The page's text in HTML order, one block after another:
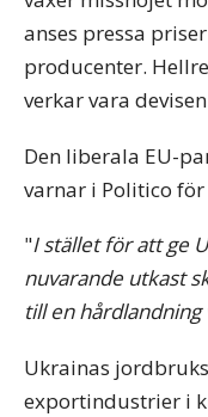
anses pressa
producenter.
verkar vara
Den liberala EU-
varnar i Politico för
"I stället för att ge
nuvarande utkast
till en
Ukrainas
exportindustrier i